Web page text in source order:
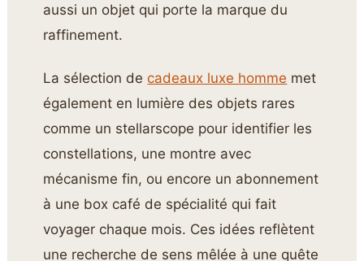
aussi un objet qui porte la marque du
raffinement.
La sélection de cadeaux luxe homme met
également en lumière des objets rares
comme un stellarscope pour identifier les
constellations, une montre avec
mécanisme fin, ou encore un abonnement
à une box café de spécialité qui fait
voyager chaque mois. Ces idées reflètent
une recherche de sens mêlée à une quête